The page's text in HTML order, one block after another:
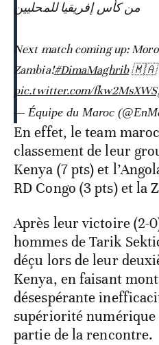
من كأس إفريقيا للمحليين
🔜 Next match coming up:
Zambia!#DimaMaghrib🇲🇦
pic.twitter.com/
— Équipe du Maroc
En effet, le team
classement de leur
Kenya (7 pts) et
RD Congo (3 pts) et la
Après leur victoire (2-
hommes de Tarik
déçu lors de leur
Kenya, en faisant
désespérante
supériorité
partie de la rencontre.